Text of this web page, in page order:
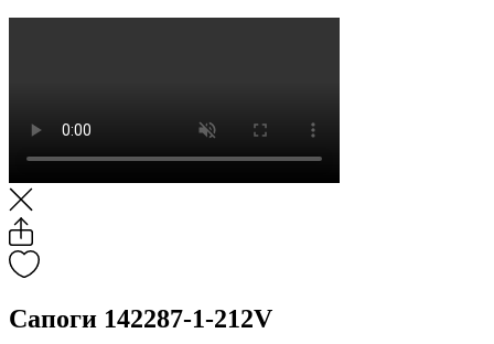
Сапоги 142287-1-212V